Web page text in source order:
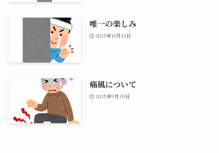
唯一の楽しみ
2025年10月11日
痛風について
2025年9月29日